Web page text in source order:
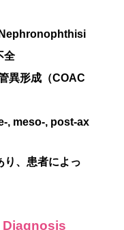
Nephronophthisi
全
異形成（COAC
, meso-, post-ax
り、患者によっ
Diagnosis